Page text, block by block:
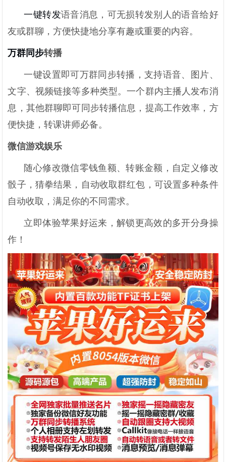
一键转发语音消息，可无损转发别人的语音给好
友或群聊，方便快捷地分享有趣或重要的内容。
万群同步转播
一键设置即可万群同步转播，支持语音、图片、
文字、视频链接等多种类型。一个群内主播人发布消
息，其他群聊即可同步转播信息，提高工作效率，方
便快捷，转课讲师必备。
微信游戏娱乐
随心修改微信零钱鱼额、转账金额，自定义修改
骰子，猜拳结果，自动收取群红包，可设置多种条件
自动收取，满足你的不同需求。
立即体验苹果好运来，解锁更高效的多开分身操
作！